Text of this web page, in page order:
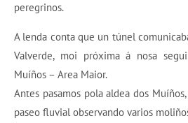
peregrinos.
A lenda conta que un túnel
Valverde, moi próxima á nosa
Muíños – Area Maior.
Antes pasamos pola aldea dos
paseo fluvial observando varios